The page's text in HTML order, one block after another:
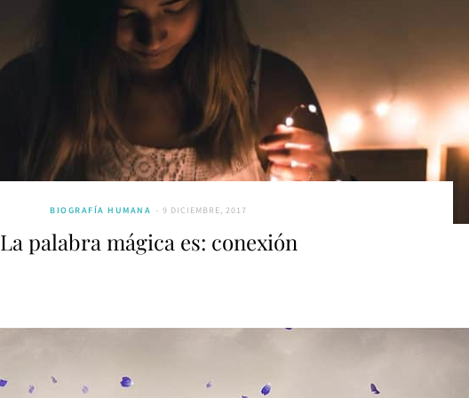
BIOGRAFÍA HUMANA 9 DICIEMBRE, 2017
La palabra mágica es: conexión